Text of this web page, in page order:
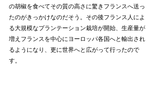
の胡椒を食べてその質の高さに驚きフランスへ送っ
たのがきっかけなのだそう。その後フランス人によ
る大規模なプランテーション栽培が開始、生産量が
増えフランスを中心にヨーロッパ各国へと輸出され
るようになり、更に世界へと広がって行ったので
す。